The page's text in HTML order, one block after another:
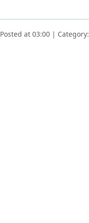
Posted at 03:00 | Category: